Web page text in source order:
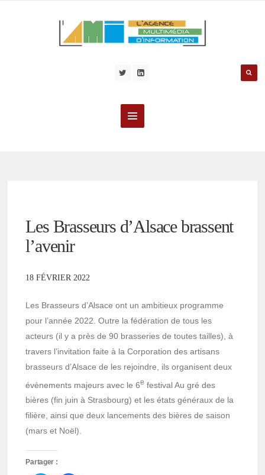
Les Brasseurs d’Alsace brassent
l’avenir
18 FÉVRIER 2022
Les Brasseurs d’Alsace ont un ambitieux programme
pour l’année 2022. Outre la fédération de tous les
acteurs (il y a près de 90 brasseries de toutes tailles), à
travers l’invitation faite à la Corporation des artisans
brasseurs d’Alsace de les rejoindre, ils organisent deux
évènements majeurs avec le 6e festival Au gré des
bières (fin juin à Strasbourg) et les états généraux de la
filière, ainsi que deux lancements des bières de saison
(mars et Noël).
Partager :